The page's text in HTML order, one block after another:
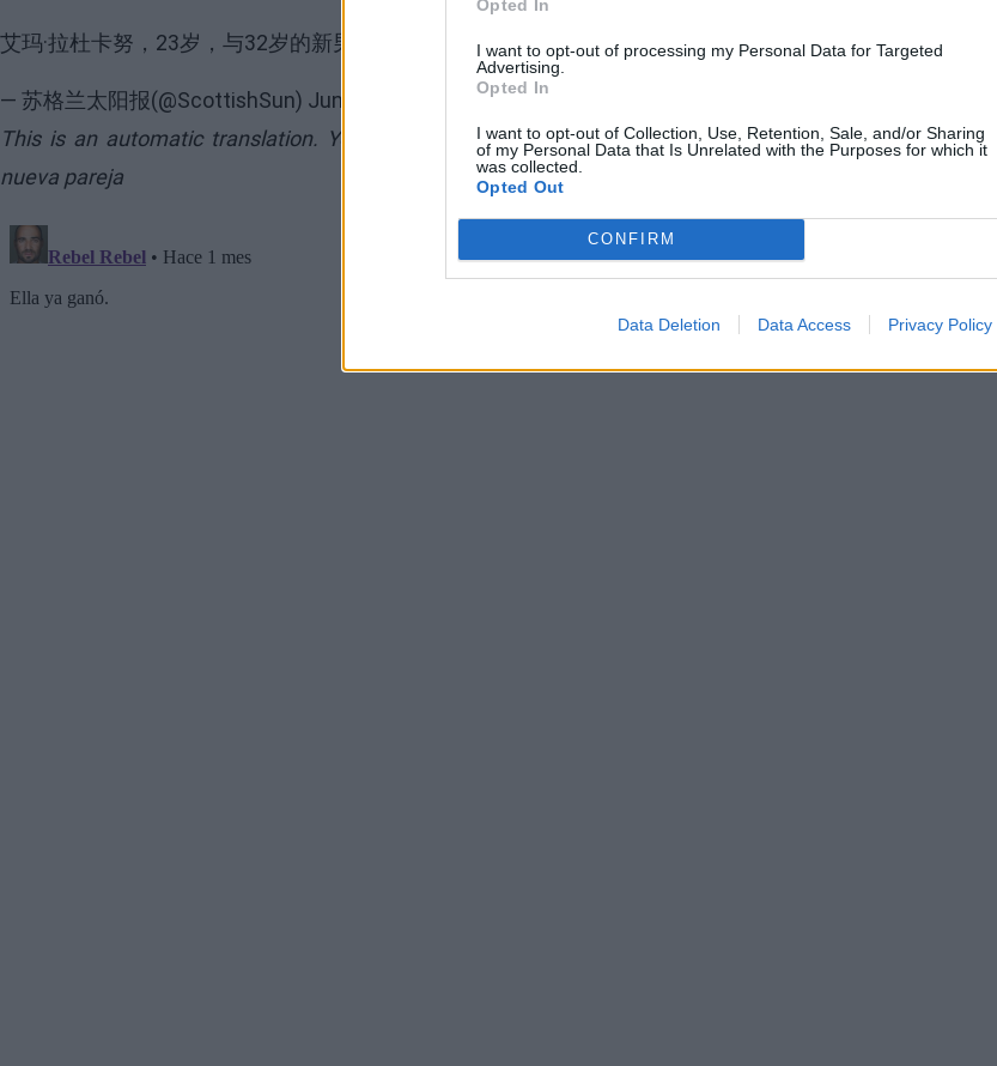
Opted In
I want to opt-out of processing my Personal Data for Targeted
Advertising.
Opted In
I want to opt-out of Collection, Use, Retention, Sale, and/or Sharing
of my Personal Data that Is Unrelated with the Purposes for which it
was collected.
Opted Out
CONFIRM
Data Deletion Data Access Privacy Policy
艾玛·拉杜卡努，23岁，与32岁的新男友甜蜜地在公园里接吻，女王杯决赛失利后被发现
— 苏格兰太阳报(@ScottishSun) June 15, 2026
This is an automatic translation. You can read the original news,Raducanu pasea por Londres con su
nueva pareja